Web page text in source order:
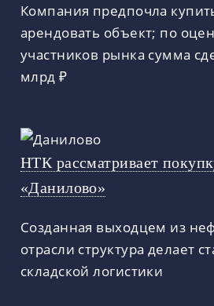
Компания предпочла
арендовать объект; по
участников рынка сумма
млрд ₽
НТК рассматривает
«Данилово»
Созданная выходцем из
отрасли структура делает
складской логистики